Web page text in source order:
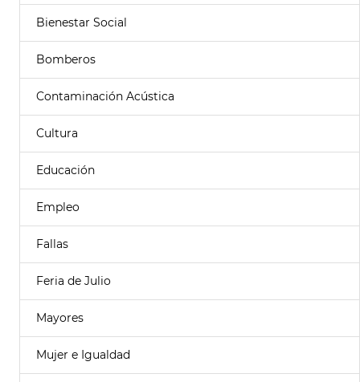
Bienestar Social
Bomberos
Contaminación Acústica
Cultura
Educación
Empleo
Fallas
Feria de Julio
Mayores
Mujer e Igualdad